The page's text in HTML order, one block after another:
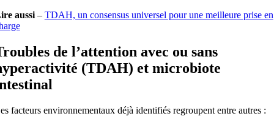
aussi– TDAH, un consensus universel pour une meilleure prise en
de l’attention avec ou sans
(TDAH) et microbiote
facteurs environnementaux déjà identifiés regroupent entre autres :